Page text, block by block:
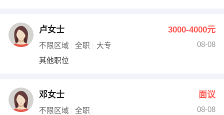
卢女士 3000-4000元
不限区域 全职 大专
08-08
其他职位
邓女士 面议
不限区域 全职
08-08